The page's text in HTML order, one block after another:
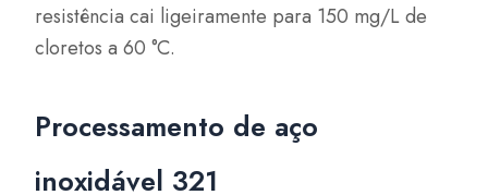
resistência cai ligeiramente para 150 mg/L de
cloretos a 60 °C.
Processamento de aço
inoxidável 321